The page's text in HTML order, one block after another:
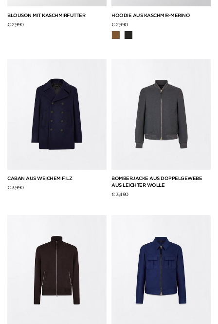
BLOUSON MIT KASCHMIRFUTTER
€ 2,990
HOODIE AUS KASCHMIR-MERINO
€ 2,990
CABAN AUS WEICHEM FILZ
€ 3,990
BOMBERJACKE AUS DOPPELGEWEBE
AUS LEICHTER WOLLE
€ 3,490